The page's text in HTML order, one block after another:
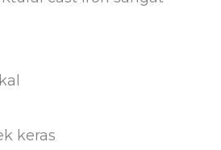
keras